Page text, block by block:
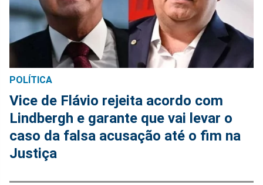
POLÍTICA
Vice de Flávio rejeita acordo com
Lindbergh e garante que vai levar o
caso da falsa acusação até o fim na
Justiça